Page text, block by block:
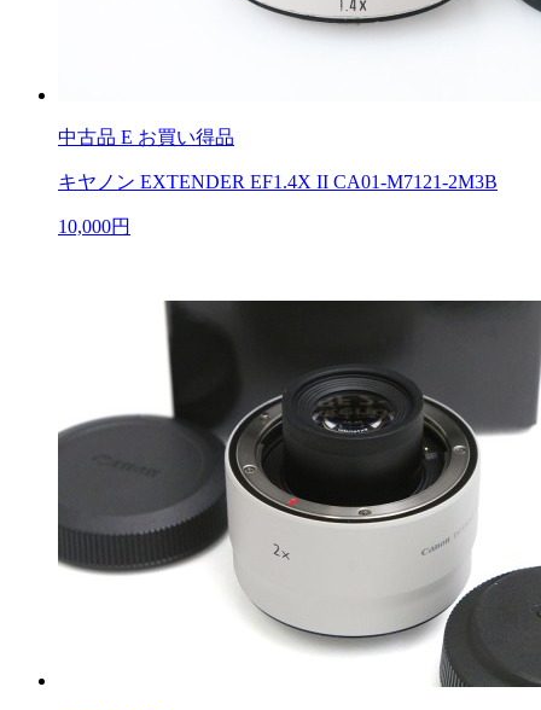
中古品 E お買い得品
キヤノン EXTENDER EF1.4X II CA01-M7121-2M3B
10,000円